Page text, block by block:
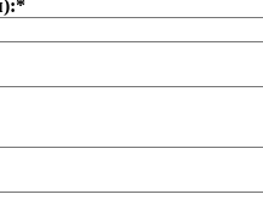
*